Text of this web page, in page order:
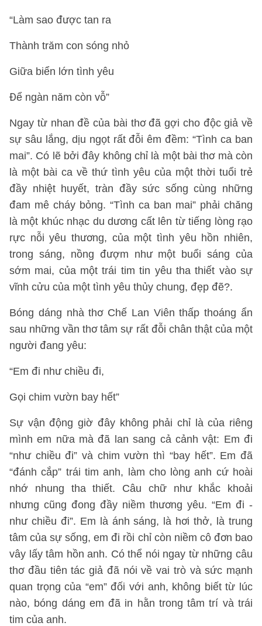
“Làm sao được tan ra
Thành trăm con sóng nhỏ
Giữa biển lớn tình yêu
Để ngàn năm còn vỗ”
Ngay từ nhan đề của bài thơ đã gợi cho độc giả về
sự sâu lắng, dịu ngọt rất đỗi êm đềm: “Tình ca ban
mai”. Có lẽ bởi đây không chỉ là một bài thơ mà còn
là một bài ca về thứ tình yêu của một thời tuổi trẻ
đầy nhiệt huyết, tràn đầy sức sống cùng những
đam mê cháy bỏng. “Tình ca ban mai” phải chăng
là một khúc nhạc du dương cất lên từ tiếng lòng rạo
rực nỗi yêu thương, của một tình yêu hồn nhiên,
trong sáng, nồng đượm như một buổi sáng của
sớm mai, của một trái tim tin yêu tha thiết vào sự
vĩnh cửu của một tình yêu thủy chung, đẹp đẽ?.
Bóng dáng nhà thơ Chế Lan Viên thấp thoáng ẩn
sau những vần thơ tâm sự rất đỗi chân thật của một
người đang yêu:
“Em đi như chiều đi,
Gọi chim vườn bay hết”
Sự vận động giờ đây không phải chỉ là của riêng
mình em nữa mà đã lan sang cả cảnh vật: Em đi
“như chiều đi” và chim vườn thì “bay hết”. Em đã
“đánh cắp” trái tim anh, làm cho lòng anh cứ hoài
nhớ nhung tha thiết. Câu chữ như khắc khoải
nhưng cũng đong đầy niềm thương yêu. “Em đi -
như chiều đi”. Em là ánh sáng, là hơi thở, là trung
tâm của sự sống, em đi rồi chỉ còn niềm cô đơn bao
vây lấy tâm hồn anh. Có thể nói ngay từ những câu
thơ đầu tiên tác giả đã nói về vai trò và sức mạnh
quan trọng của “em” đối với anh, không biết từ lúc
nào, bóng dáng em đã in hằn trong tâm trí và trái
tim của anh.